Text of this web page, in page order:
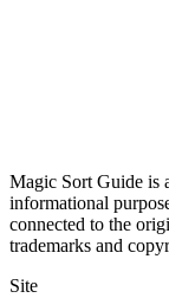
Magic Sort Guide is
informational
connected to the
trademarks and
Site